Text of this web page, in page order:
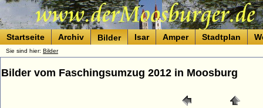
Startseite Archiv Bilder Isar Amper Stadtplan
Sie sind hier: Bilder
Bilder vom Faschingsumzug 2012 in Moosburg